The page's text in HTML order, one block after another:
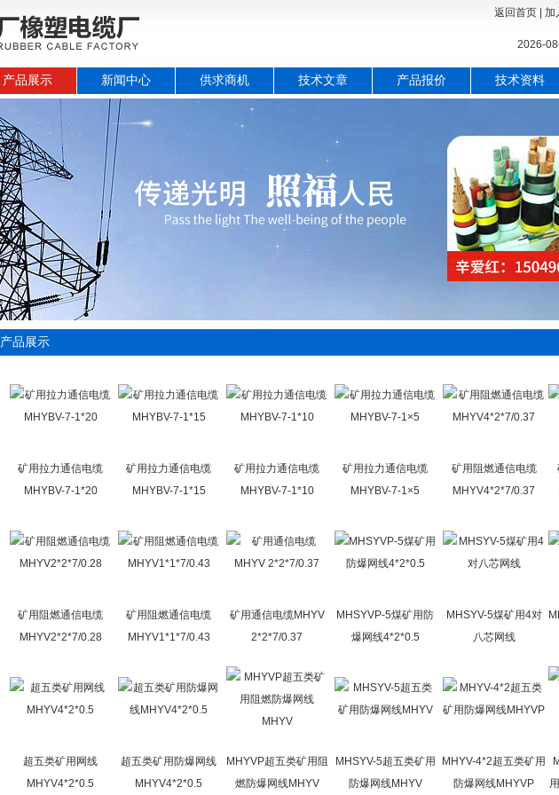
返回首页| 加
2026-
产品展示 新闻中心 供求商机 技术文章 产品报价 技术资料
产品展示
矿用拉力通信电缆
MHYBV-7-1*20
矿用拉力通信电缆
MHYBV-7-1*15
矿用拉力通信电缆
MHYBV-7-1*10
矿用拉力通信电缆
MHYBV-7-1×5
矿用阻燃通信电缆
MHYV4*2*7/0.37
矿用阻燃通信电缆
MHYV2*2*7/0.28
矿用阻燃通信电缆
MHYV1*1*7/0.43
矿用通信电缆MHYV
2*2*7/0.37
MHSYVP-5煤矿用防
爆网线4*2*0.5
MHSYV-5煤矿用4对
八芯网线
超五类矿用网线
MHYV4*2*0.5
超五类矿用防爆网线
MHYV4*2*0.5
MHYVP超五类矿用阻
燃防爆网线MHYV
MHSYV-5超五类矿用
防爆网线MHYV
MHYV-4*2超五类矿用
防爆网线MHYVP